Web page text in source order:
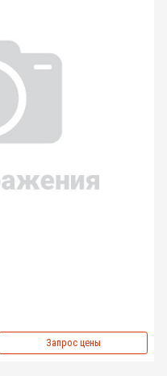
Запрос цены